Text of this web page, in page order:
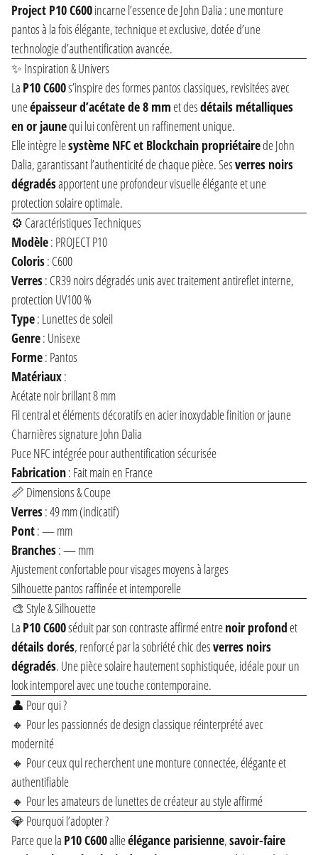
Project P10 C600incarne l’essence deJohn Dalia : une monture
pantos à la fois élégante, technique et exclusive, dotée d’une
technologie d’authentification avancée.
✨ Inspiration & Univers
La P10 C600s’inspire des formes pantos classiques, revisitées avec
uneépaisseur d’acétate de 8 mmet desdétails métalliques
en or jaunequi lui confèrent un raffinement unique.
Elle intègre lesystème NFC et Blockchain propriétairede John
Dalia, garantissant l’authenticité de chaque pièce. Sesverres noirs
dégradésapportent une profondeur visuelle élégante et une
protection solaire optimale.
⚙️ Caractéristiques Techniques
Modèle: PROJECT P10
Coloris: C600
Verres: CR39 noirs dégradés unis avec traitement antireflet interne,
protection UV100 %
Type: Lunettes de soleil
Genre: Unisexe
Forme: Pantos
Matériaux:
Acétate noir brillant 8 mm
Fil central et éléments décoratifs en acier inoxydable finition or jaune
Charnières signature John Dalia
Puce NFC intégrée pour authentification sécurisée
Fabrication: Fait main en France
📏 Dimensions & Coupe
Verres: 49 mm (indicatif)
Pont: — mm
Branches: — mm
Ajustement confortable pour visages moyens à larges
Silhouette pantos raffinée et intemporelle
🎨 Style & Silhouette
La P10 C600séduit par son contraste affirmé entrenoir profondet
détails dorés, renforcé par la sobriété chic desverres noirs
dégradés. Une pièce solaire hautement sophistiquée, idéale pour un
look intemporel avec une touche contemporaine.
👤 Pour qui ?
🔸 Pour les passionnés de design classique réinterprété avec
modernité
🔸 Pour ceux qui recherchent une monture connectée, élégante et
authentifiable
🔸 Pour les amateurs de lunettes de créateur au style affirmé
💎 Pourquoi l’adopter ?
Parce que la P10 C600allieélégance parisienne,savoir-faire